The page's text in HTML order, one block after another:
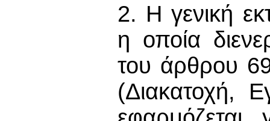
2. Η γενική
η οποία
του άρθρου 69
(Διακατοχή,